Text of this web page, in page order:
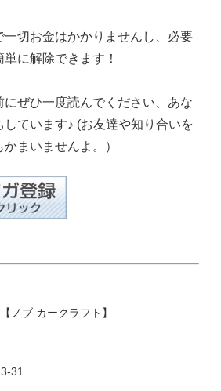
一切お金はかかりませんし、必要
に解除できます！
ぜひ一度読んでください、あな
ています♪ (お友達や知り合いを
まいませんよ。）
ノブ カークラフト】
31